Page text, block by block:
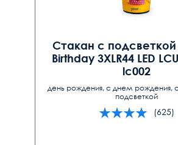
Стакан с
Birthday 3XLR44 LED
lc002
день рождения, с днем рождения,
подсветкой
(625)